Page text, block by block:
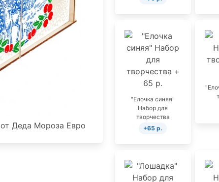
"Елочка синяя"
Набор для
творчества
+65 р.